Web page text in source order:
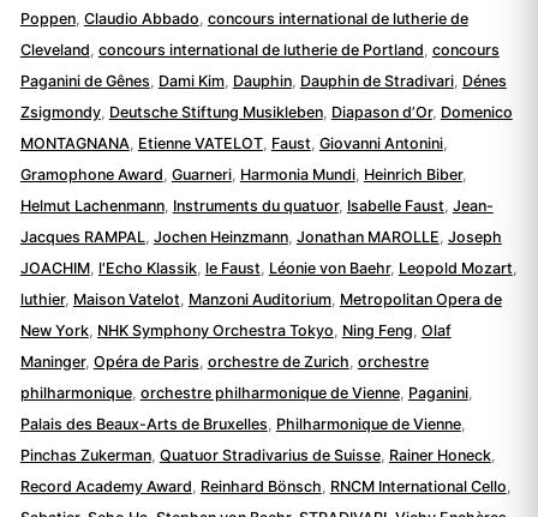
Poppen, Claudio Abbado, concours international de lutherie de
Cleveland, concours international de lutherie de Portland, concours
Paganini de Gênes, Dami Kim, Dauphin, Dauphin de Stradivari, Dénes
Zsigmondy, Deutsche Stiftung Musikleben, Diapason d’Or, Domenico
MONTAGNANA, Etienne VATELOT, Faust, Giovanni Antonini,
Gramophone Award, Guarneri, Harmonia Mundi, Heinrich Biber,
Helmut Lachenmann, Instruments du quatuor, Isabelle Faust, Jean-
Jacques RAMPAL, Jochen Heinzmann, Jonathan MAROLLE, Joseph
JOACHIM, l'Echo Klassik, le Faust, Léonie von Baehr, Leopold Mozart,
luthier, Maison Vatelot, Manzoni Auditorium, Metropolitan Opera de
New York, NHK Symphony Orchestra Tokyo, Ning Feng, Olaf
Maninger, Opéra de Paris, orchestre de Zurich, orchestre
philharmonique, orchestre philharmonique de Vienne, Paganini,
Palais des Beaux-Arts de Bruxelles, Philharmonique de Vienne,
Pinchas Zukerman, Quatuor Stradivarius de Suisse, Rainer Honeck,
Record Academy Award, Reinhard Bönsch, RNCM International Cello,